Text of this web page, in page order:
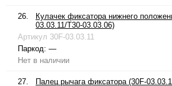
26.
Кулачек фиксатора нижнего
03.03.11/T30-03.03.06)
Артикул 30F-03.03.11
Паркод: —
Нет в наличии
27.
Палец рычага фиксатора (30F-